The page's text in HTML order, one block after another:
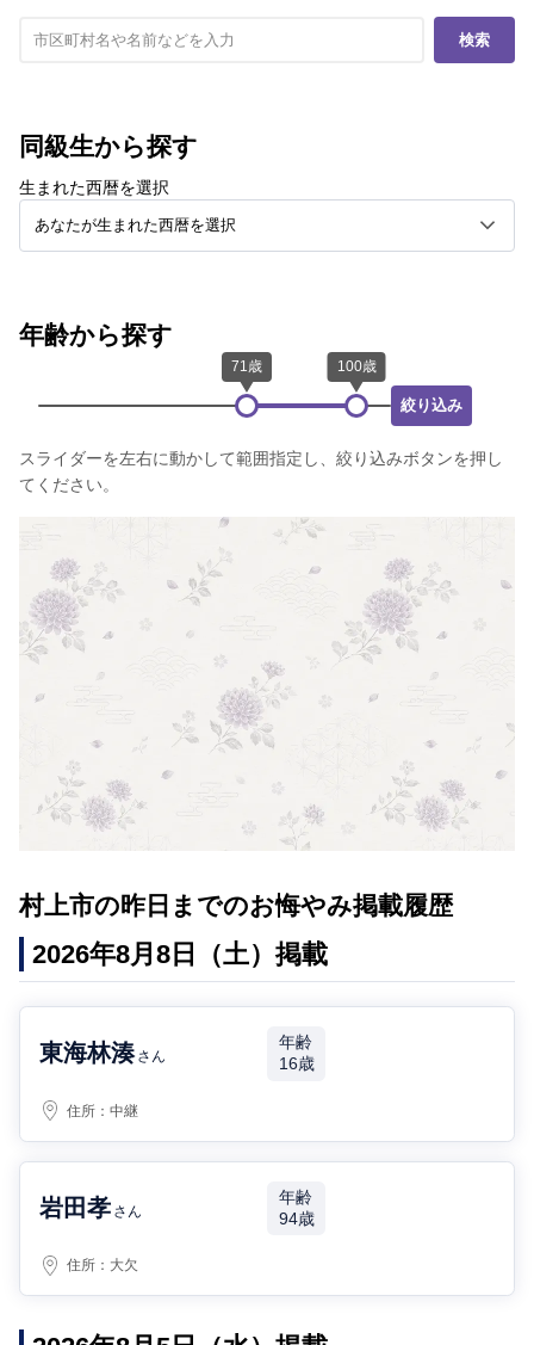
検索
同級生から探す
生まれた西暦を選択
年齢から探す
絞り込み
スライダーを左右に動かして範囲指定し、絞り込みボタンを押し
てください。
村上市の昨日までのお悔やみ掲載履歴
2026年8月8日（土）掲載
東海林湊 さん
年齢
16歳
住所：中継
岩田孝 さん
年齢
94歳
住所： 大欠